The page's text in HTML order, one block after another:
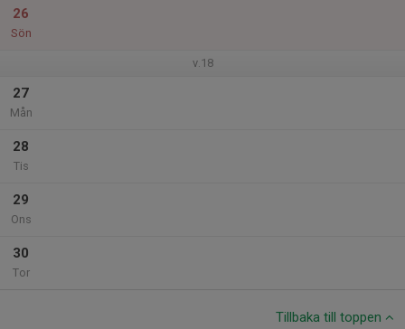
26
Sön
v.18
27
Mån
28
Tis
29
Ons
30
Tor
Tillbaka till toppen